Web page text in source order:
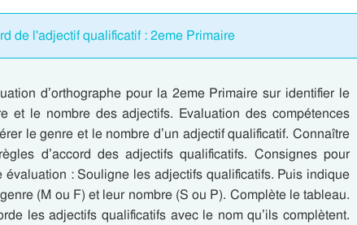
de l'adjectif qualificatif : 2eme Primaire
d’orthographe pour la 2eme Primaire sur identifier le
et le nombre des adjectifs. Evaluation des compétences
le genre et le nombre d’un adjectif qualificatif. Connaître
d’accord des adjectifs qualificatifs. Consignes pour
évaluation : Souligne les adjectifs qualificatifs. Puis indique
(M ou F) et leur nombre (S ou P). Complète le tableau.
les adjectifs qualificatifs avec le nom qu’ils complètent.